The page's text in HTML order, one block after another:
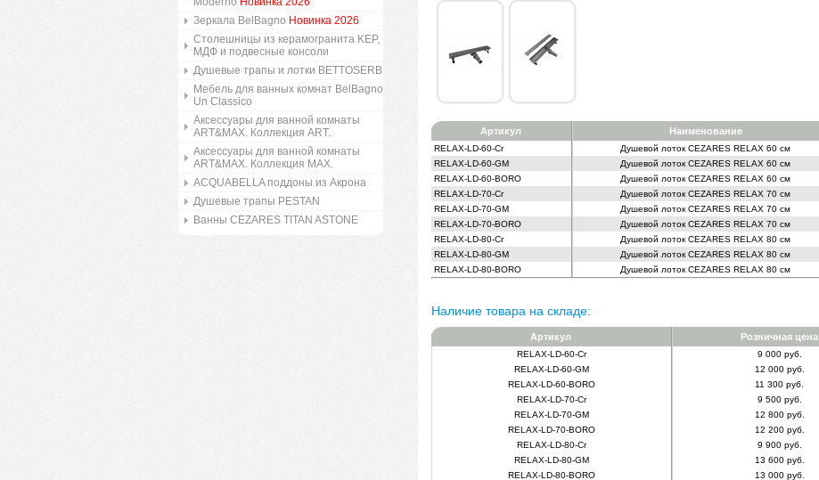
Зеркала BelBagno Новинка 2026
Столешницы из керамогранита KEP,
МДФ и подвесные консоли
Душевые трапы и лотки BETTOSERB
Мебель для ванных комнат BelBagno
Un Classico
Аксессуары для ванной комнаты
ART&MAX. Коллекция ART.
Аксессуары для ванной комнаты
ART&MAX. Коллекция MAX.
ACQUABELLA поддоны из Акрона
Душевые трапы PESTAN
Ванны CEZARES TITAN ASTONE
Артикул Наименование
RELAX-LD-60-Cr Душевой лоток CEZARES RELAX 60 см
RELAX-LD-60-GM
Душевой лоток CEZARES RELAX 60 см
RELAX-LD-60-BORO
Душевой лоток CEZARES RELAX 60 см
RELAX-LD-70-Cr
Душевой лоток CEZARES RELAX 70 см
RELAX-LD-70-GM
Душевой лоток CEZARES RELAX 70 см
RELAX-LD-70-BORO
Душевой лоток CEZARES RELAX 70 см
RELAX-LD-80-Cr
Душевой лоток CEZARES RELAX 80 см
RELAX-LD-80-GM
Душевой лоток CEZARES RELAX 80 см
RELAX-LD-80-BORO
Душевой лоток CEZARES RELAX 80 см
Наличие товара на складе:
Артикул Розничная цена
RELAX-LD-60-Cr 9 000 руб.
RELAX-LD-60-GM
12 000 руб.
RELAX-LD-60-BORO
11 300 руб.
RELAX-LD-70-Cr
9 500 руб.
RELAX-LD-70-GM
12 800 руб.
RELAX-LD-70-BORO
12 200 руб.
RELAX-LD-80-Cr
9 900 руб.
RELAX-LD-80-GM
13 600 руб.
RELAX-LD-80-BORO
13 000 руб.